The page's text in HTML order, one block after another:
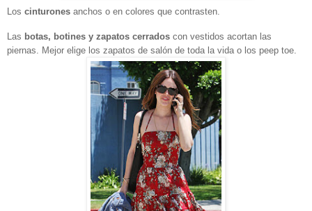
Los cinturones anchos o en colores que contrasten.
Las botas, botines y zapatos cerrados con vestidos acortan las
piernas. Mejor elige los zapatos de salón de toda la vida o los peep toe.